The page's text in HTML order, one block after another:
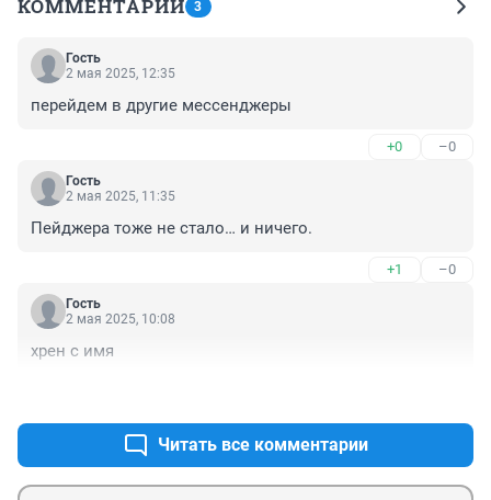
КОММЕНТАРИИ 3
Гость
2 мая 2025, 12:35
перейдем в другие мессенджеры
+0 –0
Гость
2 мая 2025, 11:35
Пейджера тоже не стало… и ничего.
+1 –0
Гость
2 мая 2025, 10:08
хрен с имя
Читать все комментарии